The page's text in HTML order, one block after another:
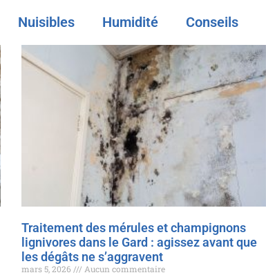
Nuisibles Humidité Conseils
Traitement des mérules et champignons
lignivores dans le Gard : agissez avant que
les dégâts ne s’aggravent
mars 5, 2026
Aucun commentaire